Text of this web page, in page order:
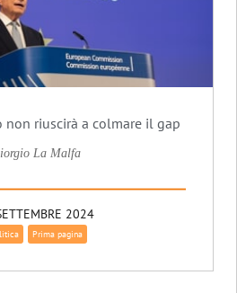
non riuscirà a colmare il gap
La Malfa
2024
Prima pagina